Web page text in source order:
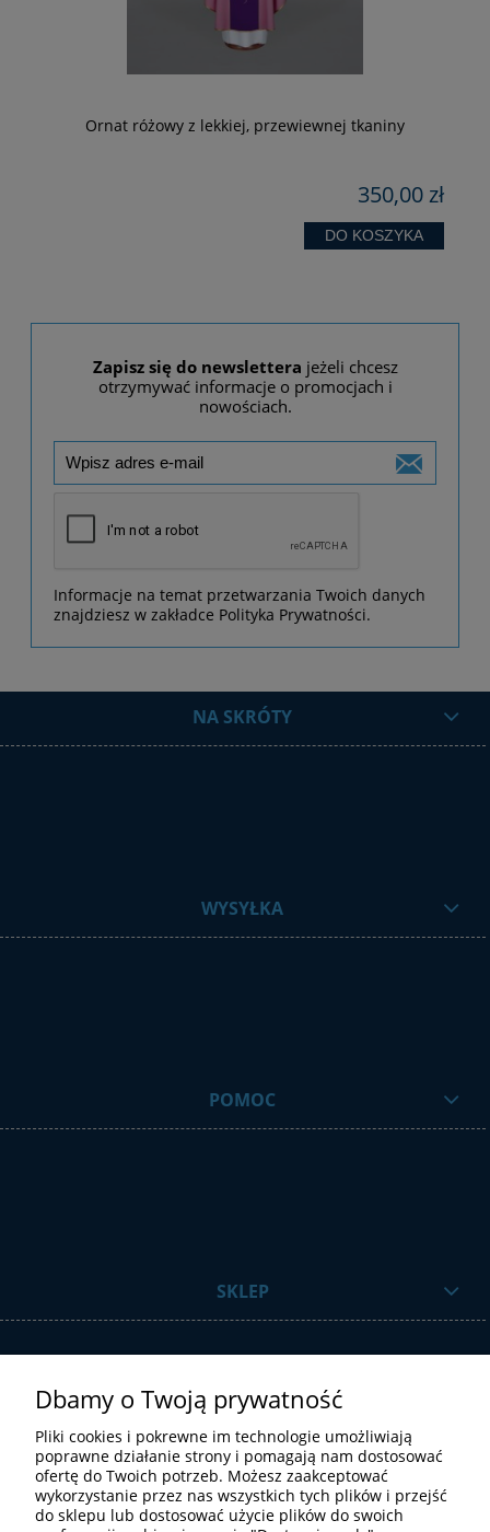
Ornat różowy z lekkiej, przewiewnej tkaniny
350,00 zł
DO KOSZYKA
Zapisz się do newslettera jeżeli chcesz
otrzymywać informacje o promocjach i
nowościach.
Informacje na temat przetwarzania Twoich danych
znajdziesz w zakładce Polityka Prywatności.
NA SKRÓTY
WYSYŁKA
POMOC
SKLEP
STREFA UŻYTKOWNIKA
Dbamy o Twoją prywatność
Pliki cookies i pokrewne im technologie umożliwiają
poprawne działanie strony i pomagają nam dostosować
ofertę do Twoich potrzeb. Możesz zaakceptować
wykorzystanie przez nas wszystkich tych plików i przejść
do sklepu lub dostosować użycie plików do swoich